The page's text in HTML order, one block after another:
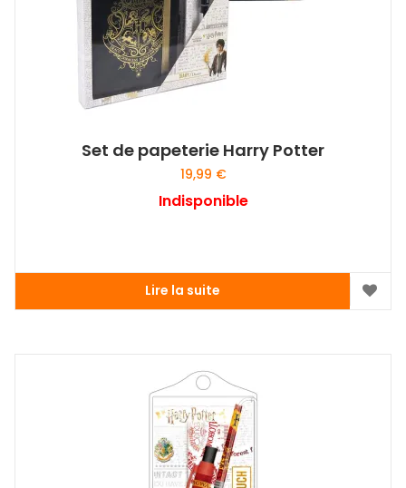
Set de papeterie Harry Potter
19,99 €
Indisponible
Lire la suite